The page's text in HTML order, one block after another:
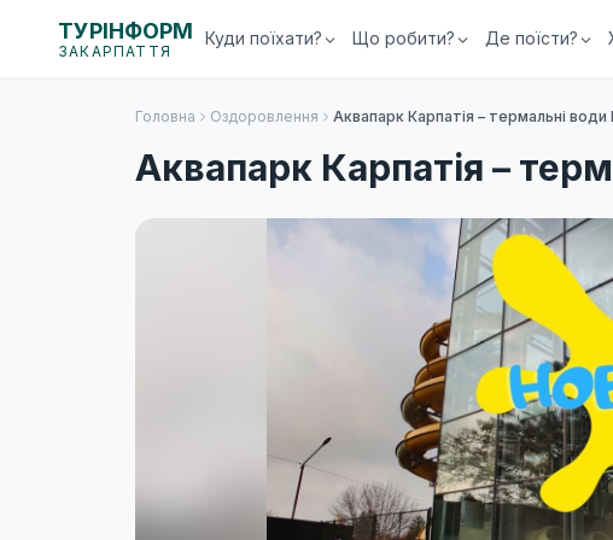
ТУРІНФОРМ
ЗАКАРПАТТЯ
Куди поїхати? Що робити? Де поїсти?
Головна Оздоровлення Аквапарк Карпатія – термальні
Аквапарк Карпатія –